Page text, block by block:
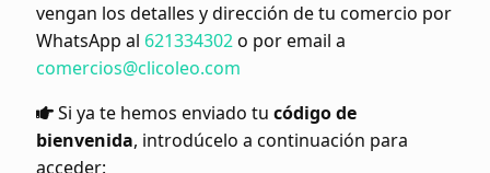
vengan los detalles y dirección de tu comercio por
WhatsApp al 621334302o por email a
comercios@clicoleo.com
Si ya te hemos enviado tu código de
bienvenida, introdúcelo a continuación para
acceder: